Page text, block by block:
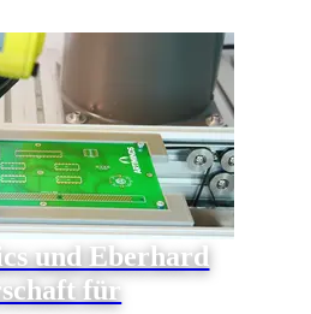
und Eberhard
für